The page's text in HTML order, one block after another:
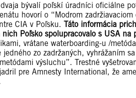
bývalí poľskí úradníci oficiálne
hovorí o “Modrom
CIA v Poľsku. Táto informácia
Poľsko spolupracovalo s USA na
vrátane waterboarding-u /
zo zadržaných, vyhrážaním
výsluchu”. Trestné
pre Amnesty International, že